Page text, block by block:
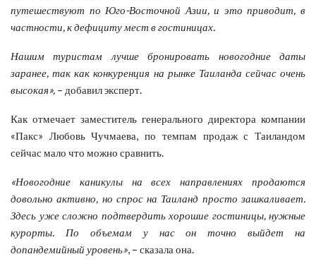
путешествуют по Юго-Восточной Азии, и это приводит, в
частности, к дефициту мест в гостиницах.
Нашим туристам лучше бронировать новогодние даты
заранее, так как конкуренция на рынке Таиланда сейчас очень
высокая», – добавил эксперт.
Как отмечает заместитель генерального директора компании
«Пакс» Любовь Чучмаева, по темпам продаж с Таиландом
сейчас мало что можно сравнить.
«Новогодние каникулы на всех направлениях продаются
довольно активно, но спрос на Таиланд просто зашкаливает.
Здесь уже сложно подтвердить хорошие гостиницы, нужные
курорты. По объемам у нас он точно выйдет на
допандемийный уровень», – сказала она.